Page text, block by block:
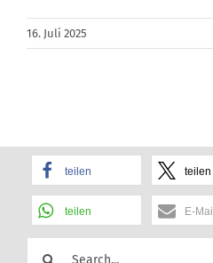
16. Juli 2025
teilen teilen
teilen E-Mail
Suche